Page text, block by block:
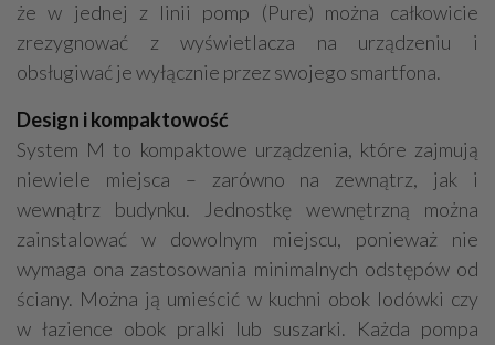
że w jednej z linii pomp (Pure) można całkowicie
zrezygnować z wyświetlacza na urządzeniu i
obsługiwać je wyłącznie przez swojego smartfona.
Design i kompaktowość
System M to kompaktowe urządzenia, które zajmują
niewiele miejsca – zarówno na zewnątrz, jak i
wewnątrz budynku. Jednostkę wewnętrzną można
zainstalować w dowolnym miejscu, ponieważ nie
wymaga ona zastosowania minimalnych odstępów od
ściany. Można ją umieścić w kuchni obok lodówki czy
w łazience obok pralki lub suszarki. Każda pompa